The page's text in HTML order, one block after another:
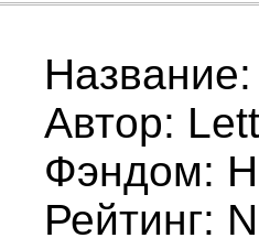
Автор:
Фэндом:
Рейтинг: